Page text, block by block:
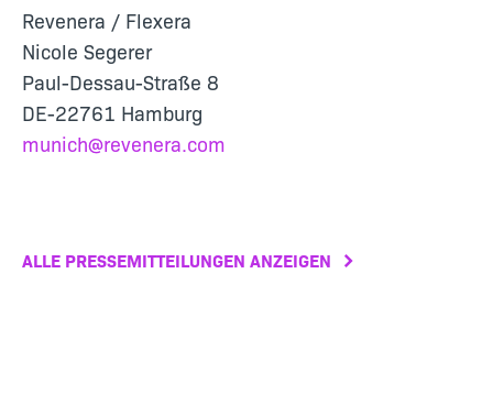
Revenera / Flexera
Nicole Segerer
Paul-Dessau-Straße 8
DE-22761 Hamburg
munich@revenera.com
ALLE PRESSEMITTEILUNGEN ANZEIGEN